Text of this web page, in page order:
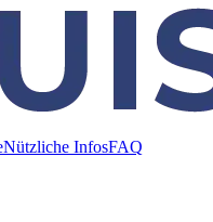
Nützliche InfosFAQ